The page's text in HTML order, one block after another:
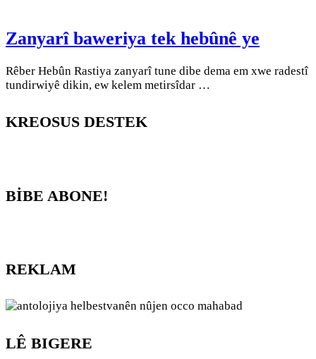
Zanyarî baweriya tek hebûnê ye
Rêber Hebûn Rastiya zanyarî tune dibe dema em xwe radestî
tundirwiyê dikin, ew kelem metirsîdar …
KREOSUS DESTEK
BİBE ABONE!
REKLAM
LÊ BIGERE